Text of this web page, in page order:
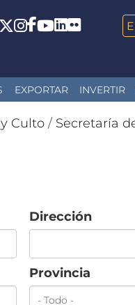
Whatsapp
Twitter
Instagram
Facebook
YouTube
LinkedIn
Flickr
EXPORTAR INVERTIR
Culto / Secretaría
Dirección
Provincia